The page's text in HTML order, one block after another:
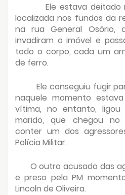
Ele estava deitado
localizada nos fundos da
na rua General Osório,
invadiram o imóvel e
todo o corpo, cada um
de ferro.
Ele conseguiu fugir
naquele momento
vítima, no entanto,
marido, que chegou no
conter um dos
Polícia Militar.
O outro acusado das
e preso pela PM
Lincoln de Oliveira.